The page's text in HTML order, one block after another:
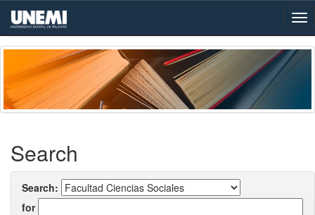
Skip
navigation
Search
Search:
for